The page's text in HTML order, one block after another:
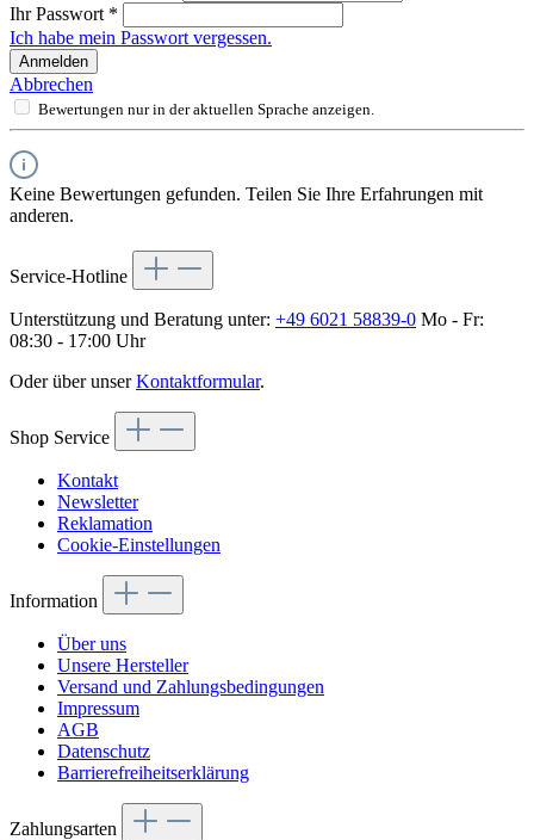
Ihr Passwort *
Ich habe mein Passwort vergessen.
Anmelden
Abbrechen
Bewertungen nur in der aktuellen Sprache anzeigen.
Keine Bewertungen gefunden. Teilen Sie Ihre Erfahrungen mit
anderen.
Service-Hotline
Unterstützung und Beratung unter: +49 6021 58839-0 Mo - Fr:
08:30 - 17:00 Uhr
Oder über unserKontaktformular.
Shop Service
Kontakt
Newsletter
Reklamation
Cookie-Einstellungen
Information
Über uns
Unsere Hersteller
Versand und Zahlungsbedingungen
Impressum
AGB
Datenschutz
Barrierefreiheitserklärung
Zahlungsarten